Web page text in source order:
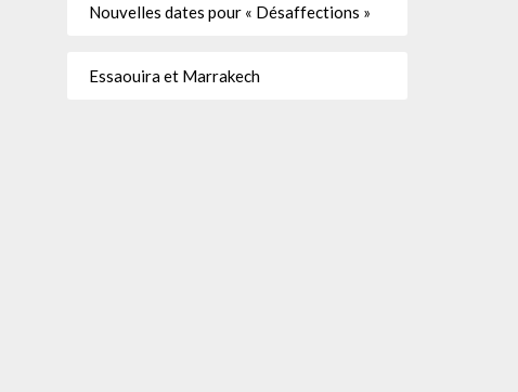
Nouvelles dates pour « Désaffections »
Essaouira et Marrakech